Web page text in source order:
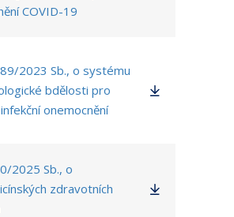
COVID-19
2023 Sb., o systému
bdělosti pro
onemocnění
2025 Sb., o
zdravotních